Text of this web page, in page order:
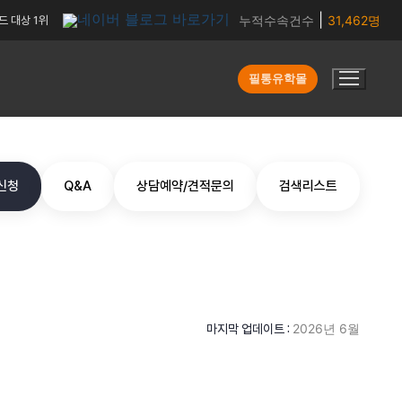
대상 1위 누적수속건수 31,462명
필통유학몰
청 Q&A 상담예약/견적문의 검색리스트
마지막 업데이트 : 2026년 6월